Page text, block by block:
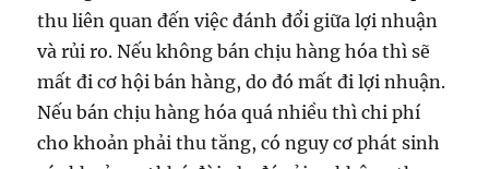
thu liên quan đến việc đánh đổi giữa lợi nhuận
và rủi ro. Nếu không bán chịu hàng hóa thì sẽ
mất đi cơ hội bán hàng, do đó mất đi lợi nhuận.
Nếu bán chịu hàng hóa quá nhiều thì chi phí
cho khoản phải thu tăng, có nguy cơ phát sinh